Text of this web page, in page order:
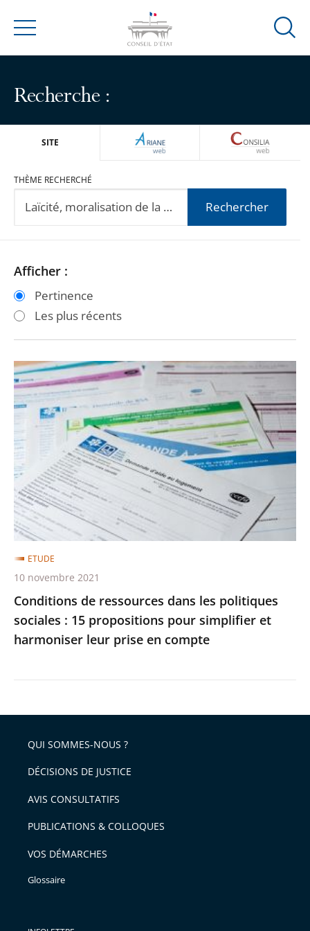
Menu
Ouvrir
Recherche :
SITE ARIANEWEB
THÈME RECHERCHÉ
Rechercher
Passer
les
filtres
après
Passer
les
filtres
avant
Afficher :
Pertinence
Les plus récents
Conditions
de
ressources
dans
les
politiques
sociales
:
15
propositions
pour
simplifier
et
harmoniser
leur
Conditions de ressources dans les politiques
sociales : 15 propositions pour simplifier et
harmoniser leur prise en compte
ETUDE
10 novembre 2021
QUI SOMMES-NOUS ?
DÉCISIONS DE JUSTICE
AVIS CONSULTATIFS
PUBLICATIONS & COLLOQUES
VOS DÉMARCHES
Glossaire